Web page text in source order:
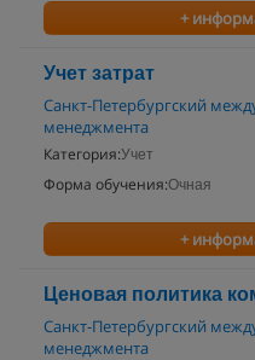
+
Учет затрат
Санкт-Петербургский
менеджмента
Категория:Учет
Форма обучения:Очная
+
Ценовая политика
Санкт-Петербургский
менеджмента